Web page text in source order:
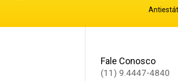
Fale Conosco
(11) 9.4447-4840